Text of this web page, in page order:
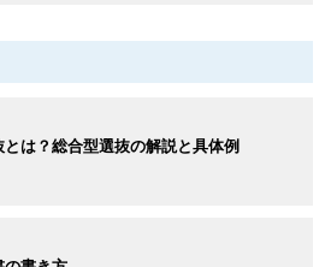
は？総合型選抜の解説と具体例